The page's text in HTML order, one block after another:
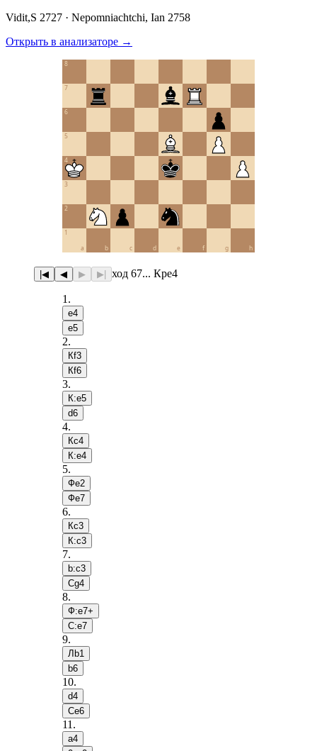
Vidit,S 2727 · Nepomniachtchi, Ian 2758
Открыть в анализаторе →
a b c d e f g h
1
2
3
4
5
6
7
8
|◀ ◀ ▶ ▶| ход 67... Крe4
1 .
e4
e5
2.
Кf3
Кf6
3.
К:e5
d6
4.
Кc4
К:e4
5.
Фe2
Фe7
6.
Кc3
К:c3
7.
b:c3
Сg4
8.
Ф:e7+
С:e7
9.
Лb1
b6
10.
d4
Сe6
11 .
a4